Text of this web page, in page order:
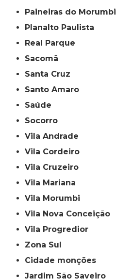
Paineiras do Morumbi
Planalto Paulista
Real Parque
Sacomã
Santa Cruz
Santo Amaro
Saúde
Socorro
Vila Andrade
Vila Cordeiro
Vila Cruzeiro
Vila Mariana
Vila Morumbi
Vila Nova Conceição
Vila Progredior
Zona Sul
cidade monções
jardim São Saveiro